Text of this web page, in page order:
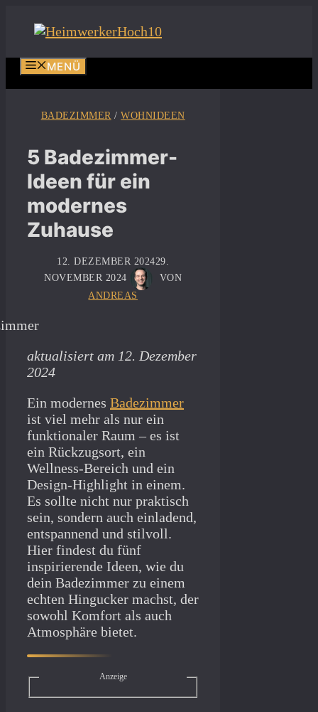
Inhalt
MENÜ
BADEZIMMER /WOHNIDEEN
5 Badezimmer-
Ideen für ein
modernes
Zuhause
12. DEZEMBER 202429.
NOVEMBER 2024
VON
ANDREAS
aktualisiert am 12. Dezember
2024
Ein modernes Badezimmer
ist viel mehr als nur ein
funktionaler Raum – es ist
ein Rückzugsort, ein
Wellness-Bereich und ein
Design-Highlight in einem.
Es sollte nicht nur praktisch
sein, sondern auch einladend,
entspannend und stilvoll.
Hier findest du fünf
inspirierende Ideen, wie du
dein Badezimmer zu einem
echten Hingucker machst, der
sowohl Komfort als auch
Atmosphäre bietet.
Anzeige